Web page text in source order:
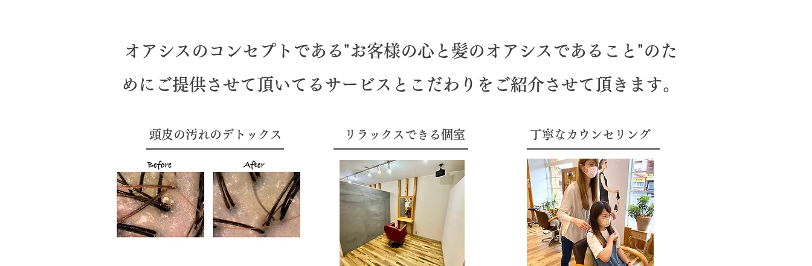
オアシスのコンセプトである"お客様の心と髪のオアシスであること"のた
めにご提供させて頂いてるサービスとこだわりをご紹介させて頂きます。
頭皮の汚れのデトックス リラックスできる個室 丁寧なカウンセリング